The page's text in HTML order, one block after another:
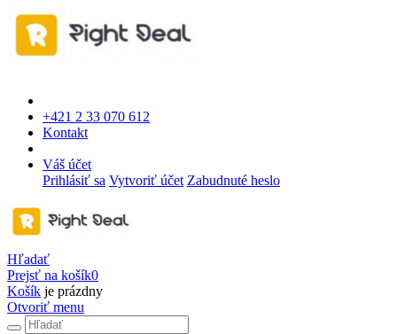
+421 2 33 070 612
Kontakt
Váš účet
Prihlásiť sa Vytvoriť účet Zabudnuté heslo
Hľadať
Prejsť na košík0
Košík je prázdny
Otvoriť menu